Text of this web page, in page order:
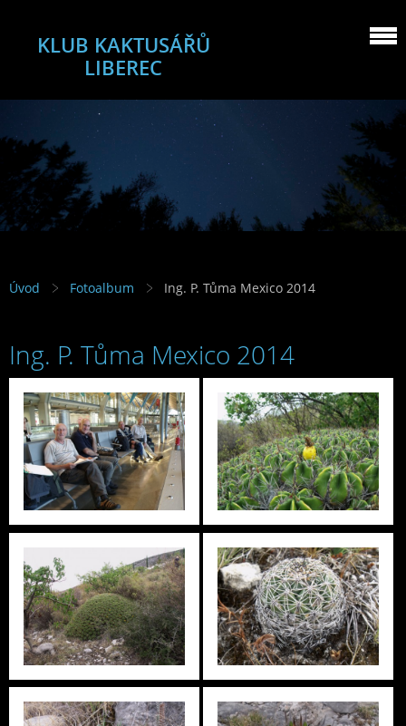
KLUB KAKTUSÁŘŮ
LIBEREC
Úvod Fotoalbum Ing. P. Tůma Mexico 2014
Ing. P. Tůma Mexico 2014